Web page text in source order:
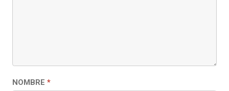
NOMBRE *